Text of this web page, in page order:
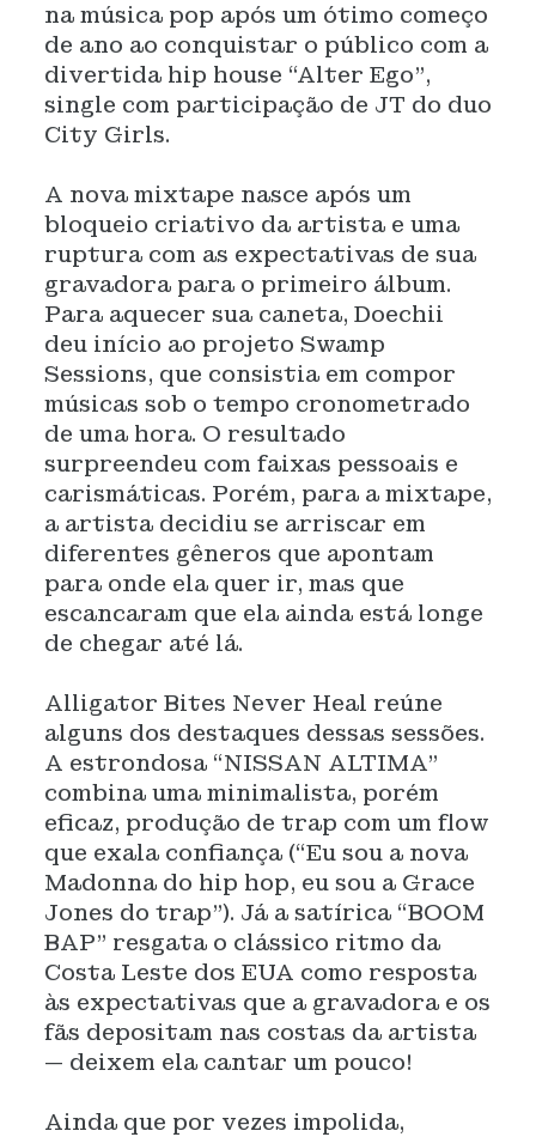
na música pop após um ótimo começo
de ano ao conquistar o público com a
divertida hip house “Alter Ego”,
single com participação de JT do duo
City Girls.
A nova mixtape nasce após um
bloqueio criativo da artista e uma
ruptura com as expectativas de sua
gravadora para o primeiro álbum.
Para aquecer sua caneta, Doechii
deu início ao projeto Swamp
Sessions, que consistia em compor
músicas sob o tempo cronometrado
de uma hora. O resultado
surpreendeu com faixas pessoais e
carismáticas. Porém, para a mixtape,
a artista decidiu se arriscar em
diferentes gêneros que apontam
para onde ela quer ir, mas que
escancaram que ela ainda está longe
de chegar até lá.
Alligator Bites Never Heal reúne
alguns dos destaques dessas sessões.
A estrondosa “NISSAN ALTIMA”
combina uma minimalista, porém
eficaz, produção de trap com um flow
que exala confiança (“Eu sou a nova
Madonna do hip hop, eu sou a Grace
Jones do trap”). Já a satírica “BOOM
BAP” resgata o clássico ritmo da
Costa Leste dos EUA como resposta
às expectativas que a gravadora e os
fãs depositam nas costas da artista
— deixem ela cantar um pouco!
Ainda que por vezes impolida,